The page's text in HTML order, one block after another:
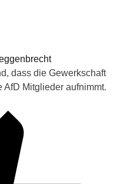
dass die Gewerkschaft
Mitglieder aufnimmt.